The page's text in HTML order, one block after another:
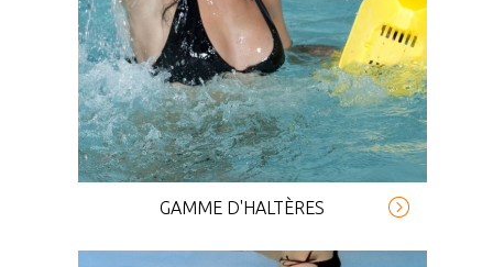
GAMME D'HALTÈRES